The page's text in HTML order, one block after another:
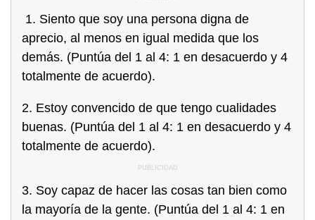
1. Siento que soy una persona digna de
aprecio, al menos en igual medida que los
demás. (Puntúa del 1 al 4: 1 en desacuerdo y 4
totalmente de acuerdo).
2. Estoy convencido de que tengo cualidades
buenas. (Puntúa del 1 al 4: 1 en desacuerdo y 4
totalmente de acuerdo).
3. Soy capaz de hacer las cosas tan bien como
la mayoría de la gente. (Puntúa del 1 al 4: 1 en